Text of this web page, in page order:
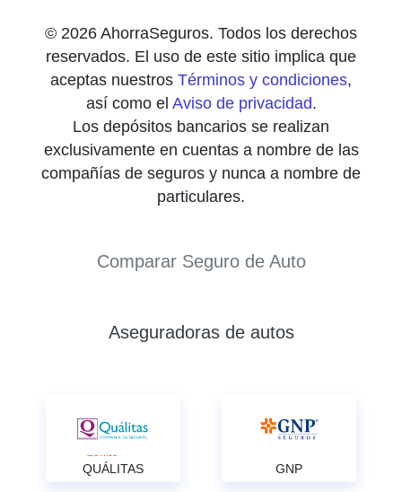
© 2026 AhorraSeguros. Todos los derechos
reservados. El uso de este sitio implica que
aceptas nuestros Términos y condiciones,
así como el Aviso de privacidad.
Los depósitos bancarios se realizan
exclusivamente en cuentas a nombre de las
compañías de seguros y nunca a nombre de
particulares.
Comparar Seguro de Auto
Aseguradoras de autos
QUÁLITAS GNP